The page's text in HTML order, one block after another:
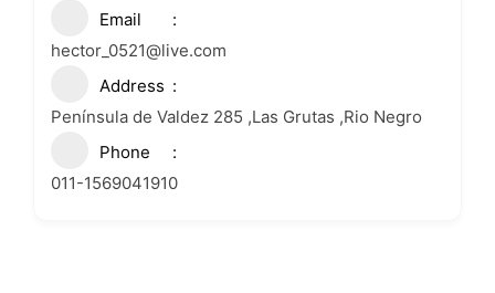
Email
hector_0521@live.com
Address
Península de Valdez 285 ,Las Grutas ,Rio Negro
Phone
011-1569041910